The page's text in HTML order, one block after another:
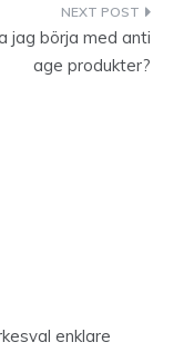
jag börja med anti
age produkter?
enklare